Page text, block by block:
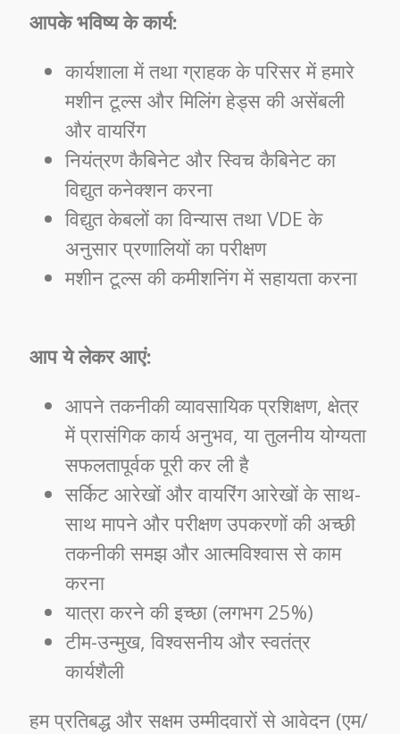
आपके भविष्य के कार्य:
कार्यशाला में तथा ग्राहक के परिसर में हमारे
मशीन टूल्स और मिलिंग हेड्स की असेंबली
और वायरिंग
नियंत्रण कैबिनेट और स्विच कैबिनेट का
विद्युत कनेक्शन करना
विद्युत केबलों का विन्यास तथा VDE के
अनुसार प्रणालियों का परीक्षण
मशीन टूल्स की कमीशनिंग में सहायता करना
आप ये लेकर आएं:
आपने तकनीकी व्यावसायिक प्रशिक्षण, क्षेत्र
में प्रासंगिक कार्य अनुभव, या तुलनीय योग्यता
सफलतापूर्वक पूरी कर ली है
सर्किट आरेखों और वायरिंग आरेखों के साथ-
साथ मापने और परीक्षण उपकरणों की अच्छी
तकनीकी समझ और आत्मविश्वास से काम
करना
यात्रा करने की इच्छा (लगभग 25%)
टीम-उन्मुख, विश्वसनीय और स्वतंत्र
कार्यशैली
हम प्रतिबद्ध और सक्षम उम्मीदवारों से आवेदन (एम/